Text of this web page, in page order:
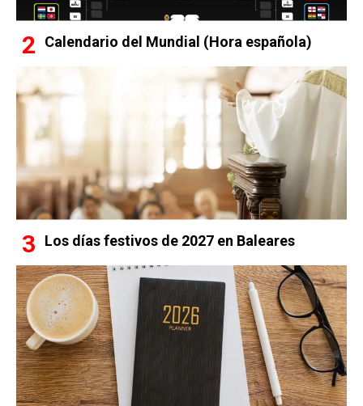
Calendario del Mundial (Hora española)
Los días festivos de 2027 en Baleares